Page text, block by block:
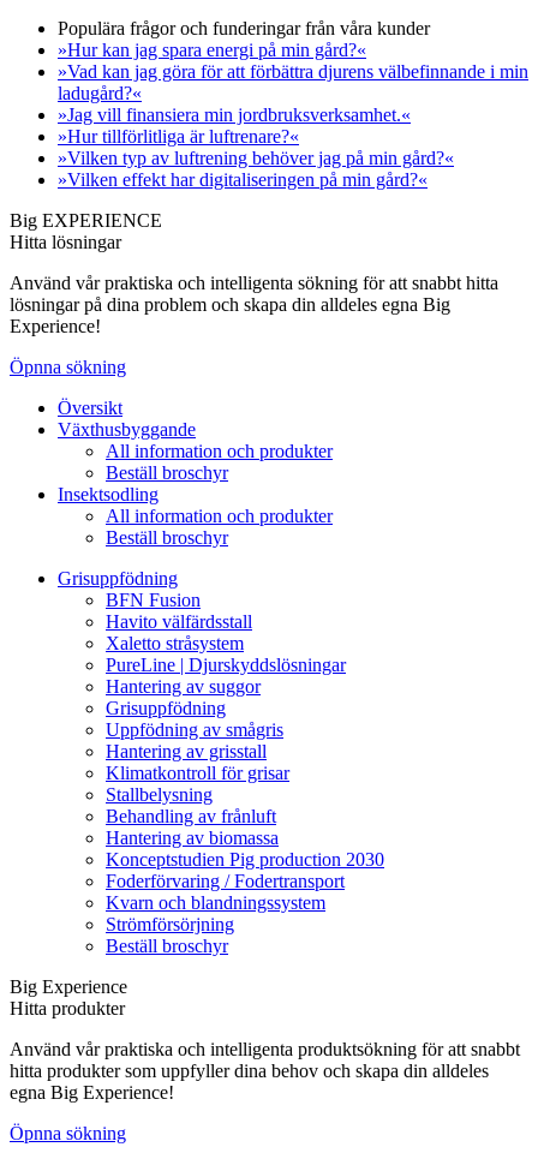
Populära frågor och funderingar från våra kunder
»Hur kan jag spara energi på min gård?«
»Vad kan jag göra för att förbättra djurens välbefinnande i min
ladugård?«
»Jag vill finansiera min jordbruksverksamhet.«
»Hur tillförlitliga är luftrenare?«
»Vilken typ av luftrening behöver jag på min gård?«
»Vilken effekt har digitaliseringen på min gård?«
Big EXPERIENCE
Hitta lösningar
Använd vår praktiska och intelligenta sökning för att snabbt hitta
lösningar på dina problem och skapa din alldeles egna Big
Experience!
Öpnna sökning
Översikt
Växthusbyggande
All information och produkter
Beställ broschyr
Insektsodling
All information och produkter
Beställ broschyr
Grisuppfödning
BFN Fusion
Havito välfärdsstall
Xaletto stråsystem
PureLine | Djurskyddslösningar
Hantering av suggor
Grisuppfödning
Uppfödning av smågris
Hantering av grisstall
Klimatkontroll för grisar
Stallbelysning
Behandling av frånluft
Hantering av biomassa
Konceptstudien Pig production 2030
Foderförvaring / Fodertransport
Kvarn och blandningssystem
Strömförsörjning
Beställ broschyr
Big Experience
Hitta produkter
Använd vår praktiska och intelligenta produktsökning för att snabbt
hitta produkter som uppfyller dina behov och skapa din alldeles
egna Big Experience!
Öpnna sökning